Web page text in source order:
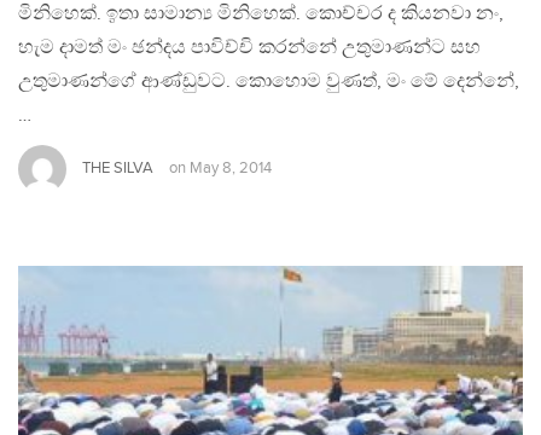
මිනිහෙක්. ඉතා සාමාන්‍ය මිනිහෙක්. කොච්චර ද කියනවා නං,
හැම දාමත් මං ඡන්දය පාවිච්චි කරන්නේ උතුමාණන්ට සහ
උතුමාණන්ගේ ආණ්ඩුවට. කොහොම වුණත්, මං මේ දෙන්නේ,
…
THE SILVA on May 8, 2014